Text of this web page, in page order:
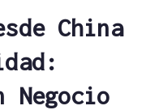
China
Negocio